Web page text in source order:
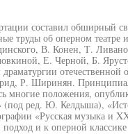
составил обширный
труды об оперном театре
В. Конен, Т.
Е. Черной, Б.
Р. Ширинян.
многие положения,
(под ред. Ю. Келдыша),
«Русская музыка и
и к оперной